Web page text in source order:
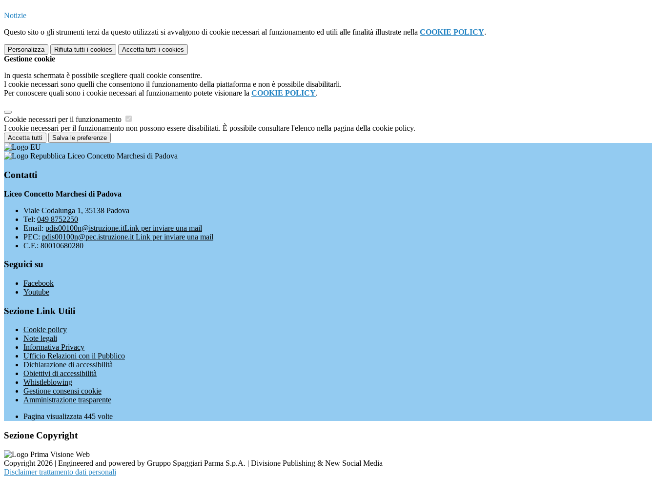
Notizie
Questo sito o gli strumenti terzi da questo utilizzati si avvalgono di cookie necessari al funzionamento ed utili alle finalità illustrate nella COOKIE POLICY.
Personalizza Rifiuta tutti i cookies Accetta tutti i cookies
Gestione cookie
In questa schermata è possibile scegliere quali cookie consentire.
I cookie necessari sono quelli che consentono il funzionamento della piattaforma e non è possibile disabilitarli.
Per conoscere quali sono i cookie necessari al funzionamento potete visionare la COOKIE POLICY.
Cookie necessari per il funzionamento
I cookie necessari per il funzionamento non possono essere disabilitati. È possibile consultare l'elenco nella pagina della cookie policy.
Accetta tutti Salva le preferenze
Liceo Concetto Marchesi di Padova
Contatti
Liceo Concetto Marchesi di Padova
Viale Codalunga 1, 35138 Padova
Tel: 049 8752250
Email: pdis00100n@istruzione.itLink per inviare una mail
PEC: pdis00100n@pec.istruzione.it Link per inviare una mail
C.F.: 80010680280
Seguici su
Facebook
Youtube
Sezione Link Utili
Cookie policy
Note legali
Informativa Privacy
Ufficio Relazioni con il Pubblico
Dichiarazione di accessibilità
Obiettivi di accessibilità
Whistleblowing
Gestione consensi cookie
Amministrazione trasparente
Pagina visualizzata 445 volte
Sezione Copyright
Copyright 2026 | Engineered and powered by Gruppo Spaggiari Parma S.p.A. | Divisione Publishing & New Social Media
Disclaimer trattamento dati personali